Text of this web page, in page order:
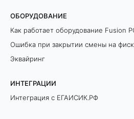
ОБОРУДОВАНИЕ
Как работает оборудование Fusion
Эквайринг
ИНТЕГРАЦИИ
Интеграция с ЕГАИСИК.РФ